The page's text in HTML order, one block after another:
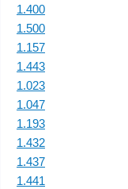
1.400
1.500
1.157
1.443
1.023
1.047
1.193
1.432
1.437
1.441